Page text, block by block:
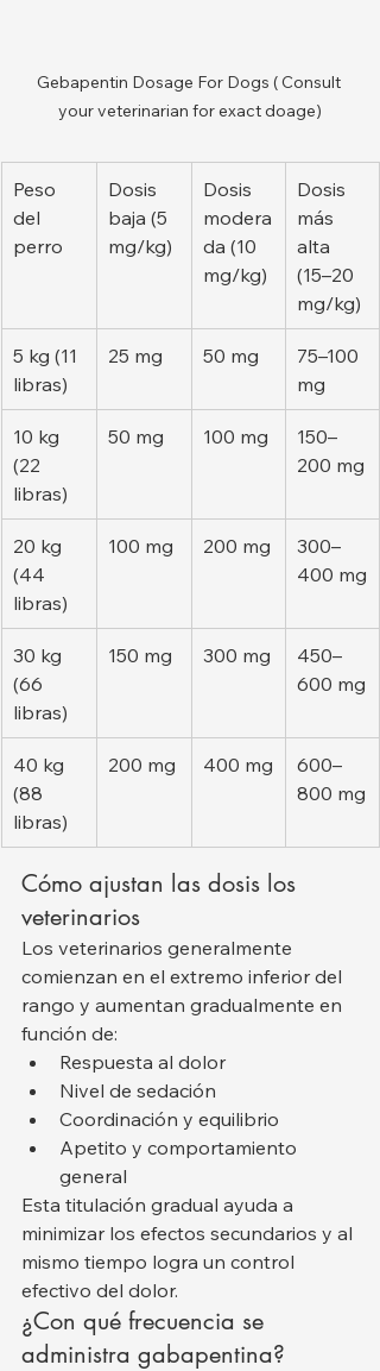
Gebapentin Dosage For Dogs ( Consult
your veterinarian for exact doage)
Peso
del
perro
Dosis
baja (5
mg/kg)
Dosis
modera
da (10
mg/kg)
Dosis
más
alta
(15–20
mg/kg)
5 kg (11
libras)
25 mg 50 mg
75–100
mg
10 kg
(22
libras)
50 mg 100 mg
150–
200 mg
20 kg
(44
libras)
100 mg 200 mg
300–
400 mg
30 kg
(66
libras)
150 mg 300 mg
450–
600 mg
40 kg
(88
libras)
200 mg 400 mg
600–
800 mg
Cómo ajustan las dosis los
veterinarios
Los veterinarios generalmente
comienzan en el extremo inferior del
rango y aumentan gradualmente en
función de:
Respuesta al dolor
Nivel de sedación
Coordinación y equilibrio
Apetito y comportamiento
general
Esta titulación gradual ayuda a
minimizar los efectos secundarios y al
mismo tiempo logra un control
efectivo del dolor.
¿Con qué frecuencia se
administra gabapentina?